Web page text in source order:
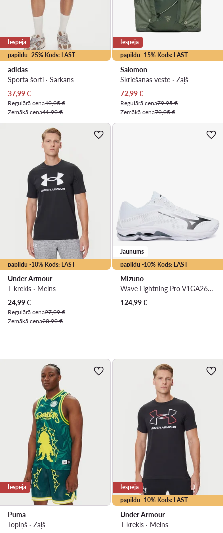
papildu -25% Kods: LAST
Iespēja
adidas
Sporta šorti · Sarkans
Pašreizējā cena
37,99€
Regulārā cena49,95 €
Zemākā cena41,99 €
papildu -15% Kods: LAST
Iespēja
Salomon
Skriešanas veste · Zaļš
Pašreizējā cena
72,99€
Regulārā cena79,95 €
Zemākā cena79,95 €
papildu -10% Kods: LAST
Under Armour
T-krekls · Melns
Pašreizējā cena
24,99€
Regulārā cena27,99 €
Zemākā cena20,99 €
papildu -10% Kods: LAST
Jaunums
Mizuno
Wave Lightning Pro V1GA2660 · Zāles apavi
124,99€
Iespēja
Puma
Topiņš · Zaļš
papildu -10% Kods: LAST
Iespēja
Under Armour
T-krekls · Melns